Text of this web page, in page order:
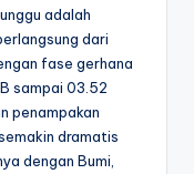
adalah
dari
fase gerhana
sampai 03.52
penampakan
dramatis
dengan Bumi,